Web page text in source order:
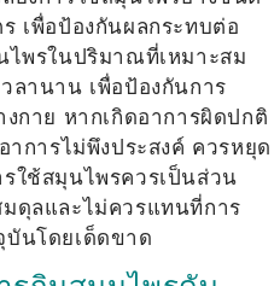
เพื่อป้องกันผลกระทบต่อ
พรในปริมาณที่เหมาะสม
ลานาน เพื่อป้องกันการ
กาย หากเกิดอาการผิดปกติ
การไม่พึงประสงค์ ควรหยุด
ใช้สมุนไพรควรเป็นส่วน
ดุลและไม่ควรแทนที่การ
นโดยเด็ดขาด